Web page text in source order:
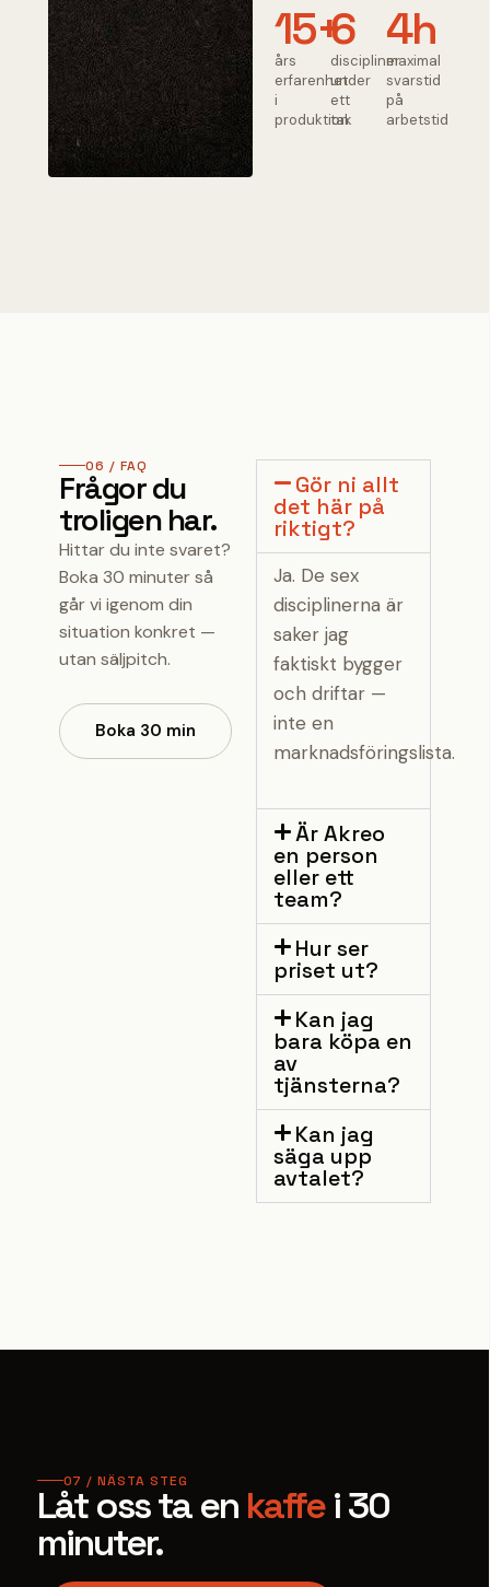
15+
års
erfarenhet
i
produktion
6
discipliner
under
ett
tak
4h
maximal
svarstid
på
arbetstid
06 / FAQ
Frågor du
troligen har.
Hittar du inte svaret?
Boka 30 minuter så
går vi igenom din
situation konkret —
utan säljpitch.
Boka 30 min
Gör ni allt
det här på
riktigt?
Ja. De sex
disciplinerna är
saker jag
faktiskt bygger
och driftar —
inte en
marknadsföringslista.
Är Akreo
en person
eller ett
team?
Hur ser
priset ut?
Kan jag
bara köpa en
av
tjänsterna?
Kan jag
säga upp
avtalet?
07 / NÄSTA STEG
Låt oss ta en kaffei 30
minuter.